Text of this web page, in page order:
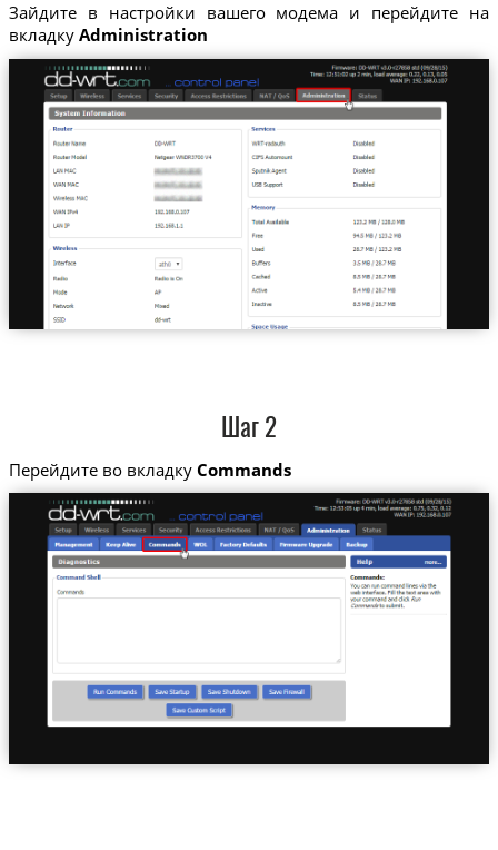
Зайдите в настройки вашего модема и перейдите на
вкладку Administration
Шаг 2
Перейдите во вкладку Commands